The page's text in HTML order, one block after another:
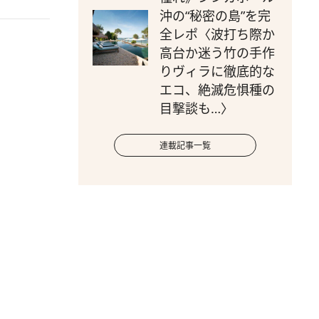
沖の“秘密の島”を完
全レポ〈波打ち際か
高台か迷う竹の手作
りヴィラに徹底的な
エコ、絶滅危惧種の
目撃談も…〉
連載記事一覧